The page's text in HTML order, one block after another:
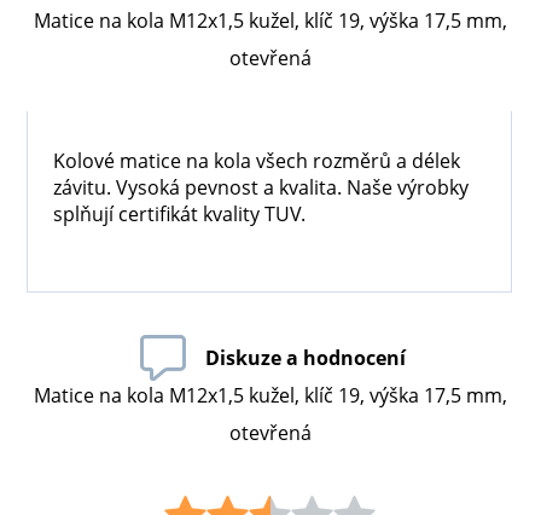
Matice na kola M12x1,5 kužel, klíč 19, výška 17,5 mm,
otevřená
Kolové matice na kola všech rozměrů a délek
závitu. Vysoká pevnost a kvalita. Naše výrobky
splňují certifikát kvality TUV.
Diskuze a hodnocení
Matice na kola M12x1,5 kužel, klíč 19, výška 17,5 mm,
otevřená